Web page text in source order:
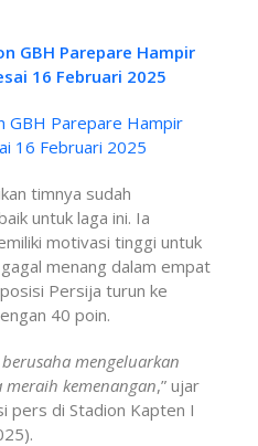
GBH Parepare Hampir
16 Februari 2025
GBH Parepare Hampir
16 Februari 2025
timnya sudah
untuk laga ini. Ia
motivasi tinggi untuk
menang dalam empat
Persija turun ke
40 poin.
mengeluarkan
kemenangan,” ujar
pers di Stadion Kapten I